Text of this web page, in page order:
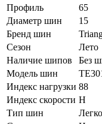
Профиль
65
Диаметр шин
15
Бренд шин
Сезон
Лето
Наличие шипов
Без
Модель шин
Индекс нагрузки 88
Индекс скорости H
Тип шин